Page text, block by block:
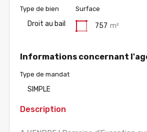
Type de bien
Droit au bail
Surface
757 m²
Informations concernant
Type de mandat
SIMPLE
Description